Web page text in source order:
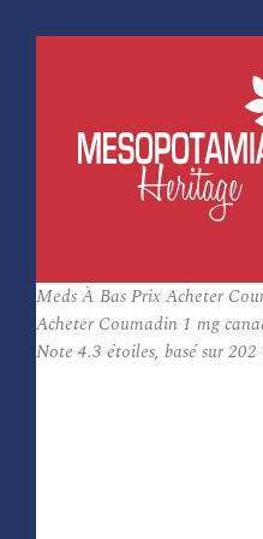
Meds À Bas Prix Acheter
Acheter Coumadin 1 mg
Note 4.3 étoiles, basé sur202